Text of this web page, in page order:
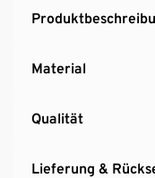
Material
Qualität
Lieferung &